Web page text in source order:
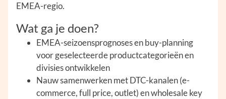
EMEA-regio.
Wat ga je doen?
EMEA-seizoensprognoses en buy-planning
voor geselecteerde productcategorieën en
divisies ontwikkelen
Nauw samenwerken met DTC-kanalen (e-
commerce, full price, outlet) en wholesale key